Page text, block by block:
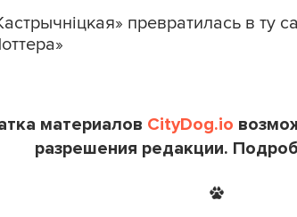
превратилась в ту
материалов CityDog.io
разрешения редакции.